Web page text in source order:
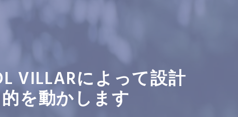
VILLARによって設計
を動かします